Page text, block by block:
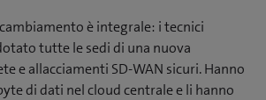
è integrale: i tecnici
tutte le sedi di una nuova
e allacciamenti SD-WAN sicuri. Hanno
di dati nel cloud centrale e li hanno